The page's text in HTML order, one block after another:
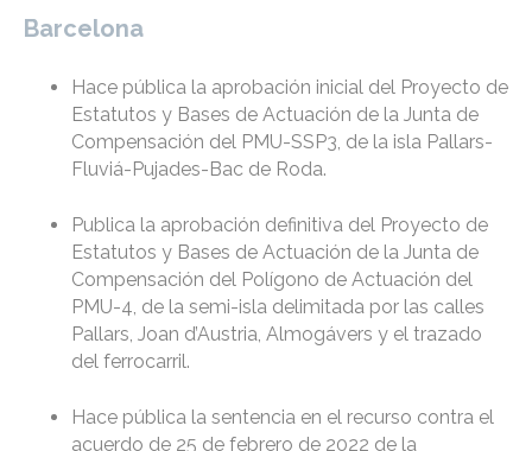
Barcelona
Hace pública la aprobación inicial del Proyecto de
Estatutos y Bases de Actuación de la Junta de
Compensación del PMU-SSP3, de la isla Pallars-
Fluviá-Pujades-Bac de Roda.
Publica la aprobación definitiva del Proyecto de
Estatutos y Bases de Actuación de la Junta de
Compensación del Polígono de Actuación del
PMU-4, de la semi-isla delimitada por las calles
Pallars, Joan d’Austria, Almogávers y el trazado
del ferrocarril.
Hace pública la sentencia en el recurso contra el
acuerdo de 25 de febrero de 2022 de la